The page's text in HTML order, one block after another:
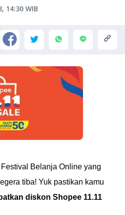
14:30 WIB
Belanja Online yang
tiba! Yuk pastikan kamu
diskon Shopee 11.11